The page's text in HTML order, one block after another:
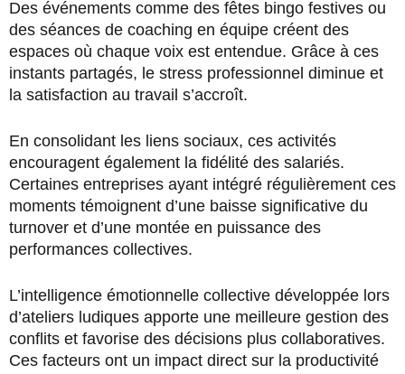
Des événements comme des fêtes bingo festives ou
des séances de coaching en équipe créent des
espaces où chaque voix est entendue. Grâce à ces
instants partagés, le stress professionnel diminue et
la satisfaction au travail s’accroît.
En consolidant les liens sociaux, ces activités
encouragent également la fidélité des salariés.
Certaines entreprises ayant intégré régulièrement ces
moments témoignent d’une baisse significative du
turnover et d’une montée en puissance des
performances collectives.
L’intelligence émotionnelle collective développée lors
d’ateliers ludiques apporte une meilleure gestion des
conflits et favorise des décisions plus collaboratives.
Ces facteurs ont un impact direct sur la productivité